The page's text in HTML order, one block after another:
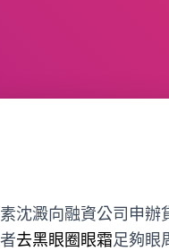
沈澱向融資公司申辦
去黑眼圈眼霜足夠眼